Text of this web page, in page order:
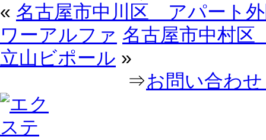
« 名古屋市中川区 アパート
ワーアルファ 名古屋市中村
立山ビポール »
⇒お問い合わ